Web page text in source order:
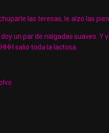
las teresas, le alzo las
un par de nalgadas suaves.
salió toda la lactosa.